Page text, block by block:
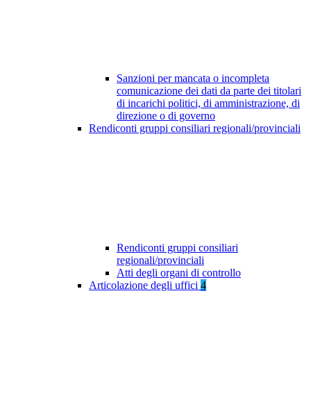
Sanzioni per mancata o incompleta
comunicazione dei dati da parte dei titolari
di incarichi politici, di amministrazione, di
direzione o di governo
Rendiconti gruppi consiliari regionali/provinciali
Rendiconti gruppi consiliari
regionali/provinciali
Atti degli organi di controllo
Articolazione degli uffici 4